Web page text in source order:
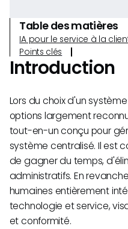
Table des matières
IA pour le service à la
Points clés
Introduction
Lors du choix d'un
options largement
tout-en-un conçu pour
système centralisé. Il est
de gagner du temps,
administratifs. En
humaines entièrement
technologie et service,
et conformité.